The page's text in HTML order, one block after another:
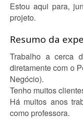
Estou aqui para,
projeto.
Resumo da
Trabalho a cerca
diretamente com o
Negócio).
Tenho muitos
Há muitos anos
como professora.